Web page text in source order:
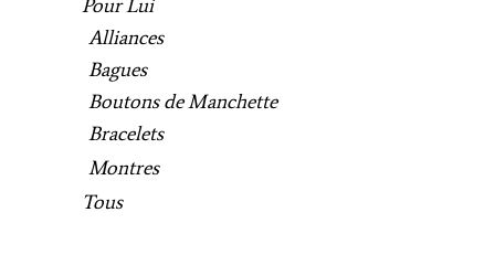
Pour Lui
Alliances
Bagues
Boutons de Manchette
Bracelets
Montres
Tous